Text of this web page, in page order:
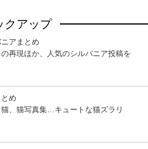
クアップ
アまとめ
の再現ほか、人気のシルバニア投稿を
め
猫、猫写真集…キュートな猫ズラリ